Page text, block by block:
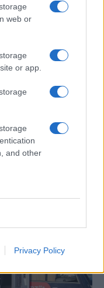
web or
or app.
and other
Privacy Policy
140 új